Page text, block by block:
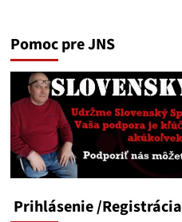
Pomoc pre JNS
Prihlásenie/Registrácia